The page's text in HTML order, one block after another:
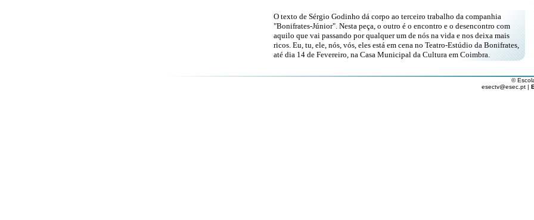
O texto de Sérgio Godinho dá corpo ao terceiro trabalho da companhia
"Bonifrates-Júnior". Nesta peça, o outro é o encontro e o desencontro com
aquilo que vai passando por qualquer um de nós na vida e nos deixa mais
ricos. Eu, tu, ele, nós, vós, eles está em cena no Teatro-Estúdio da Bonifrates,
até dia 14 de Fevereiro, na Casa Municipal da Cultura em Coimbra.
©
esectv@esec.pt |